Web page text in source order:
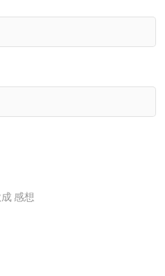
感想